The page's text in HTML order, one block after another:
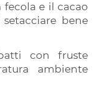
e il cacao
bene
con fruste
ambiente